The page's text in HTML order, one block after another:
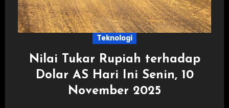
Teknologi
Nilai Tukar Rupiah terhadap
Dolar AS Hari Ini Senin, 10
November 2025